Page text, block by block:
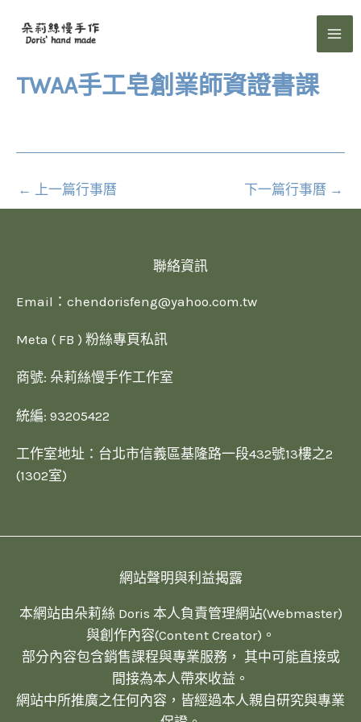
TWAA手工皂創業師資證書課
← 上一篇行事曆 下一篇行事曆 →
聯絡資訊
Email： chendorisfeng@yahoo.com.tw
Meta ( FB ) 粉絲專頁私訊
商號: 朵莉絲慢手作工作室
統編: 93205422
工作室地址：台北市信義區基隆路一段432號13樓之2
(1302室)
網站聲明與利益揭露
本網站由朵莉絲 Doris 本人負責管理網站(Webmaster)
與創作內容(Content Creator)。
部分內容包含銷售課程與專業服務， 其中可能直接或
間接為本人帶來收益。
網站中所推廣之任何內容，皆經過本人親自研究與專業